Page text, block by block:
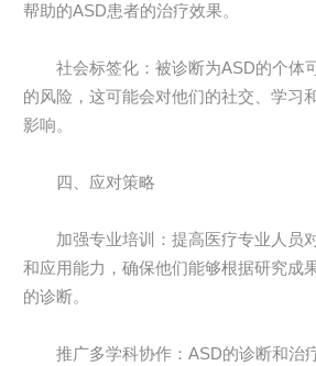
帮助的ASD患者的治疗效果。
社会标签化：被诊断为ASD的个体
的风险，这可能会对他们的社交、学习
影响。
四、应对策略
加强专业培训：提高医疗专业人员
和应用能力，确保他们能够根据研究成
的诊断。
推广多学科协作：ASD的诊断和治